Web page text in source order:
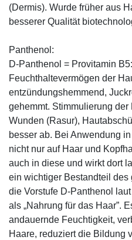
(Dermis). Wurde früher aus
besserer Qualität
Panthenol:
D-Panthenol = Provitamin
Feuchthaltevermögen der
entzündungshemmend,
gehemmt. Stimmulierung
Wunden (Rasur),
besser ab. Bei Anwendung
nicht nur auf Haar und
auch in diese und wirkt dort
ein wichtiger Bestandteil
die Vorstufe D-Panthenol
als „Nahrung für das Haar”.
andauernde Feuchtigkeit,
Haare, reduziert die Bildung